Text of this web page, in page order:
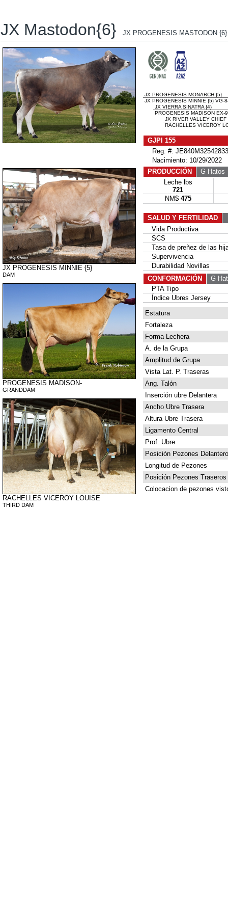
JX Mastodon{6} JX PROGENESIS MASTODON {6}
JX PROGENESIS MINNIE {5}
DAM
PROGENESIS MADISON-
GRANDDAM
RACHELLES VICEROY LOUISE
THIRD DAM
JX PROGENESIS MONARCH {5}
JX PROGENESIS MINNIE {5} VG-
JX VIERRA SINATRA {4}
PROGENESIS MADISON EX-
JX RIVER VALLEY CHIEF
RACHELLES VICEROY
GJPI 155
Reg. #:
Nacimiento: 10/29/2022
PRODUCCIÓN
G Hatos
Leche lbs
721
NM$ 475
SALUD Y FERTILIDAD
Vida Productiva
SCS
Tasa de preñez de las
Supervivencia
Durabilidad Novillas
CONFORMACIÓN
G
PTA Tipo
Índice Ubres Jersey
Estatura
Fortaleza
Forma Lechera
A. de la Grupa
Amplitud de Grupa
Vista Lat. P. Traseras
Ang. Talón
Inserción ubre Delantera
Ancho Ubre Trasera
Altura Ubre Trasera
Ligamento Central
Prof. Ubre
Posición Pezones
Longitud de Pezones
Posición Pezones Traseros
Colocacion de pezones